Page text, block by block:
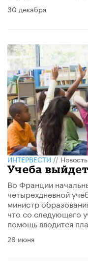
30 декабря
ИНТЕРВЕСТИ//Новость
Учеба
Во Франции
четырехдневной
министр
что со следующего
помощь вводится
26 июня